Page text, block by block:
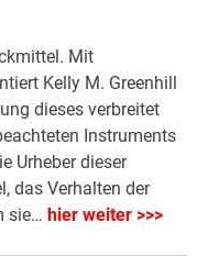
Mit
Kelly M. Greenhill
dieses verbreitet
Instruments
Urheber dieser
das Verhalten der
sie… hier weiter >>>